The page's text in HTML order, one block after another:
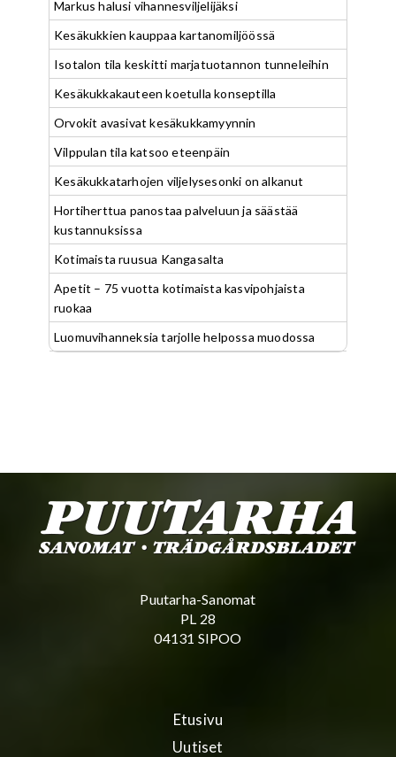
Markus halusi vihannesviljelijäksi
Kesäkukkien kauppaa kartanomiljöössä
Isotalon tila keskitti marjatuotannon tunneleihin
Kesäkukkakauteen koetulla konseptilla
Orvokit avasivat kesäkukkamyynnin
Vilppulan tila katsoo eteenpäin
Kesäkukkatarhojen viljelysesonki on alkanut
Hortiherttua panostaa palveluun ja säästää
kustannuksissa
Kotimaista ruusua Kangasalta
Apetit – 75 vuotta kotimaista kasvipohjaista
ruokaa
Luomuvihanneksia tarjolle helpossa muodossa
Puutarha-Sanomat
PL 28
04131 SIPOO
Etusivu
Uutiset